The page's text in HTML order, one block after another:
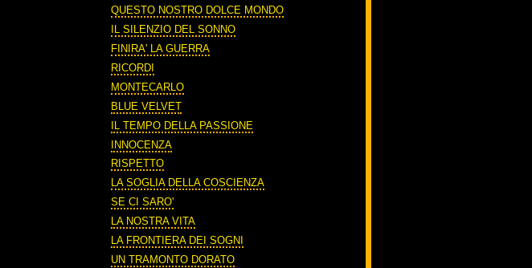
QUESTO NOSTRO DOLCE MONDO
IL SILENZIO DEL SONNO
FINIRA' LA GUERRA
RICORDI
MONTECARLO
BLUE VELVET
IL TEMPO DELLA PASSIONE
INNOCENZA
RISPETTO
LA SOGLIA DELLA COSCIENZA
SE CI SARO'
LA NOSTRA VITA
LA FRONTIERA DEI SOGNI
UN TRAMONTO DORATO